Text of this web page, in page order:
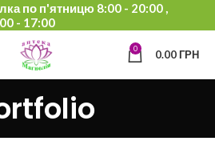
по п'ятницю 8:00 - 20:00 ,
- 17:00
0 0.00ГРН